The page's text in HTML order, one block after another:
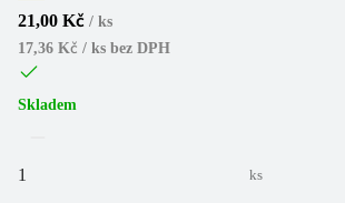
21,00 Kč / ks
17,36 Kč / ks bez DPH
Skladem
ks